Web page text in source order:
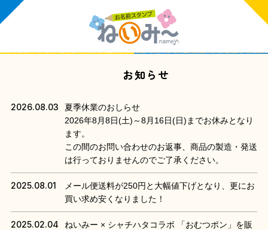
お知らせ
2026.08.03
夏季休業のおしらせ
2026年8月8日(土)～8月16日(日)までお休みとなり
ます。
この間のお問い合わせのお返事、商品の製造・発送
は行っておりませんのでご了承ください。
2025.08.01
メール便送料が250円と大幅値下げとなり、更にお
買い求め安くなりました！
2025.02.04
ねいみー × シャチハタコラボ 「おむつポン」を販